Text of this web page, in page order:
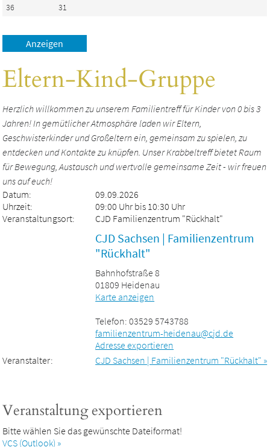
36
31
Eltern-Kind-Gruppe
Herzlich willkommen zu unserem Familientreff für Kinder von 0 bis 3
Jahren! In gemütlicher Atmosphäre laden wir Eltern,
Geschwisterkinder und Großeltern ein, gemeinsam zu spielen, zu
entdecken und Kontakte zu knüpfen. Unser Krabbeltreff bietet Raum
für Bewegung, Austausch und wertvolle gemeinsame Zeit - wir freuen
uns auf euch!
Datum:
09.09.2026
Uhrzeit:
09:00 Uhr bis 10:30 Uhr
Veranstaltungsort:
CJD Familienzentrum "Rückhalt"
CJD Sachsen | Familienzentrum
"Rückhalt"
Bahnhofstraße 8
01809 Heidenau
Karte anzeigen
Telefon: 03529 5743788
familienzentrum-heidenau@cjd.de
Adresse exportieren
Veranstalter:
CJD Sachsen | Familienzentrum "Rückhalt" »
Veranstaltung exportieren
Bitte wählen Sie das gewünschte Dateiformat!
VCS (Outlook) »